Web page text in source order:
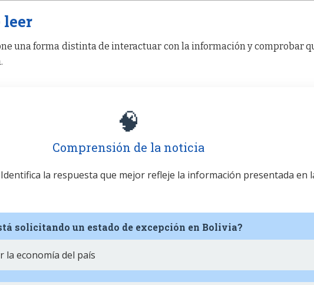
leer
una forma distinta de interactuar con la información y comprobar
🧠
Comprensión de la noticia
Identifica la respuesta que mejor refleje la información presentada en
solicitando un estado de excepción en Bolivia?
la economía del país